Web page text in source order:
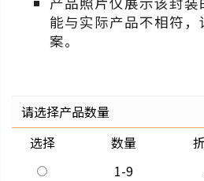
能与实际产品不相符
案。
请选择产品数量
选择
数量
1-9